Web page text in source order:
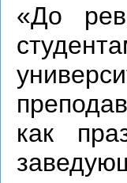
«До
как